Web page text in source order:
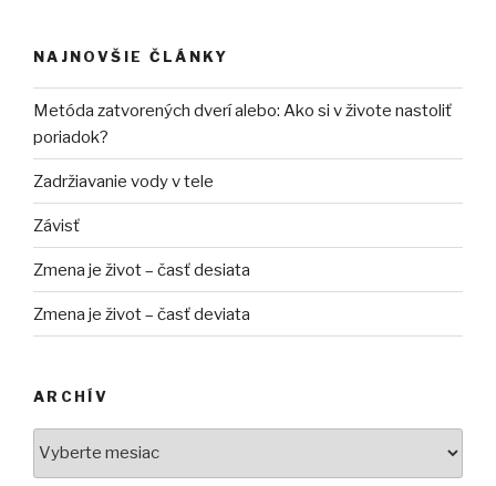
NAJNOVŠIE ČLÁNKY
Metóda zatvorených dverí alebo: Ako si v živote nastoliť
poriadok?
Zadržiavanie vody v tele
Závisť
Zmena je život – časť desiata
Zmena je život – časť deviata
ARCHÍV
Archív